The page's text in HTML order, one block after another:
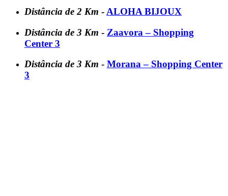
Distância de 2 Km - ALOHA BIJOUX
Distância de 3 Km - Zaavora – Shopping
Center 3
Distância de 3 Km - Morana – Shopping Center
3